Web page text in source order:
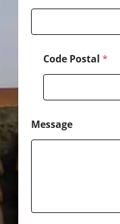
Code Postal *
Message